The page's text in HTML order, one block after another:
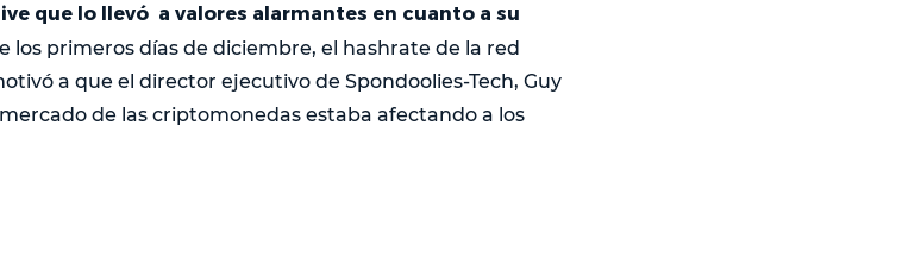
que lo llevó a valores alarmantes en cuanto a su
los primeros días de diciembre, el hashrate de la red
a que el director ejecutivo de Spondoolies-Tech, Guy
de las criptomonedas estaba afectando a los